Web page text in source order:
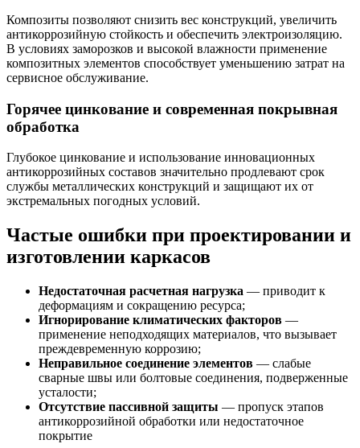
Композиты позволяют снизить вес конструкций, увеличить
антикоррозийную стойкость и обеспечить электроизоляцию.
В условиях заморозков и высокой влажности применение
композитных элементов способствует уменьшению затрат на
сервисное обслуживание.
Горячее цинкование и современная покрывная
обработка
Глубокое цинкование и использование инновационных
антикоррозийных составов значительно продлевают срок
службы металлических конструкций и защищают их от
экстремальных погодных условий.
Частые ошибки при проектировании и
изготовлении каркасов
Недостаточная расчетная нагрузка — приводит к
деформациям и сокращению ресурса;
Игнорирование климатических факторов —
применение неподходящих материалов, что вызывает
преждевременную коррозию;
Неправильное соединение элементов — слабые
сварные швы или болтовые соединения, подверженные
усталости;
Отсутствие пассивной защиты — пропуск этапов
антикоррозийной обработки или недостаточное
покрытие